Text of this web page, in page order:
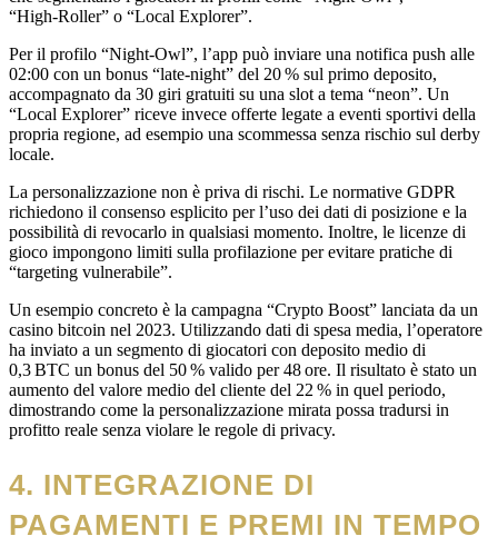
“High‑Roller” o “Local Explorer”.
Per il profilo “Night‑Owl”, l’app può inviare una notifica push alle
02:00 con un bonus “late‑night” del 20 % sul primo deposito,
accompagnato da 30 giri gratuiti su una slot a tema “neon”. Un
“Local Explorer” riceve invece offerte legate a eventi sportivi della
propria regione, ad esempio una scommessa senza rischio sul derby
locale.
La personalizzazione non è priva di rischi. Le normative GDPR
richiedono il consenso esplicito per l’uso dei dati di posizione e la
possibilità di revocarlo in qualsiasi momento. Inoltre, le licenze di
gioco impongono limiti sulla profilazione per evitare pratiche di
“targeting vulnerabile”.
Un esempio concreto è la campagna “Crypto Boost” lanciata da un
casino bitcoin nel 2023. Utilizzando dati di spesa media, l’operatore
ha inviato a un segmento di giocatori con deposito medio di
0,3 BTC un bonus del 50 % valido per 48 ore. Il risultato è stato un
aumento del valore medio del cliente del 22 % in quel periodo,
dimostrando come la personalizzazione mirata possa tradursi in
profitto reale senza violare le regole di privacy.
4. INTEGRAZIONE DI
PAGAMENTI E PREMI IN TEMPO